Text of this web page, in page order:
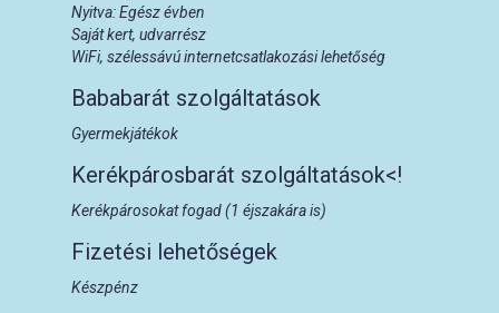
Nyitva: Egész évben
Saját kert, udvarrész
WiFi, szélessávú internetcsatlakozási lehetőség
Bababarát szolgáltatások
Gyermekjátékok
Kerékpárosbarát szolgáltatások<!
Kerékpárosokat fogad (1 éjszakára is)
Fizetési lehetőségek
Készpénz